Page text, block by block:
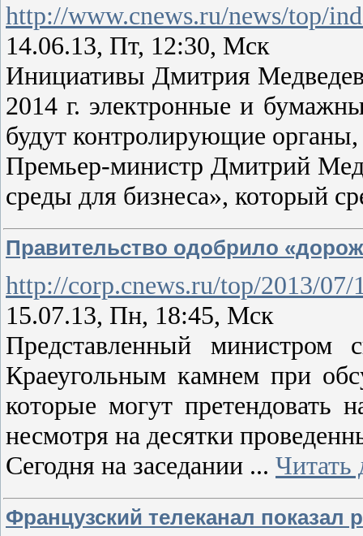
http://www.cnews.ru/news/top/
14.06.13, Пт, 12:30, Мск
Инициативы Дмитрия
2014 г. электронные и
будут контролирующие
Премьер-министр Дмитрий
среды для бизнеса», который
Правительство одобрило
http://corp.cnews.ru/top/2013/
15.07.13, Пн, 18:45, Мск
Представленный министром
Краеугольным камнем при
которые могут претендовать
несмотря на десятки
Сегодня на заседании ... Читать
Французский телеканал показал